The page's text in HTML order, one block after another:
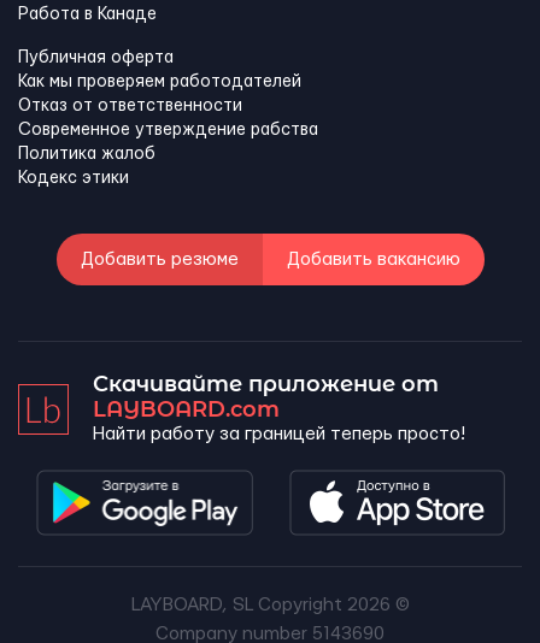
Работа в Канадe
Публичная оферта
Как мы проверяем работодателей
Отказ от ответственности
Современное утверждение рабства
Политика жалоб
Кодекс этики
Добавить резюме Добавить вакансию
Скачивайте приложение от
LAYBOARD.com
Найти работу за границей теперь просто!
LAYBOARD, SL Copyright 2026 ©
Company number 5143690